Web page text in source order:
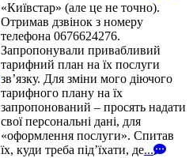
«Київстар» (але це не точно).
Отримав дзвінок з номеру
телефона 0676624276.
Запропонували привабливий
тарифний план на їх послуги
зв’язку. Для зміни мого діючого
тарифного плану на їх
запропонований – просять надати
свої персональні дані, для
«оформлення послуги». Спитав
їх, куди треба під’їхати, де...